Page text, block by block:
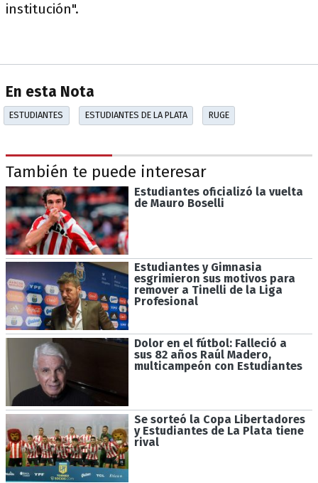
institución".
En esta Nota
ESTUDIANTES ESTUDIANTES DE LA PLATA RUGE
También te puede interesar
Estudiantes oficializó la vuelta
de Mauro Boselli
Estudiantes y Gimnasia
esgrimieron sus motivos para
remover a Tinelli de la Liga
Profesional
Dolor en el fútbol: Falleció a
sus 82 años Raúl Madero,
multicampeón con Estudiantes
Se sorteó la Copa Libertadores
y Estudiantes de La Plata tiene
rival